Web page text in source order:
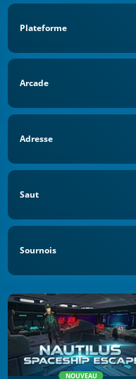
Plateforme
Arcade
Adresse
Saut
Sournois
NOUVEAU